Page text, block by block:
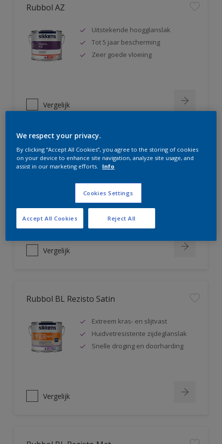
Rubbol AZ
Uitstekende hoogglanslak
Tot 5 jaar bescherming
Zeer goede vloeiing
Vergelijk
Rubbol Satura
Uitstekende vloeiing
Vergelijk
Rubbol BL Rezisto Satin
Extreem kras- en slijtvast
Huidvetresistente zijdeglanslak
Snelle droging en doorharding
Vergelijk
We respect your privacy.
By clicking “Accept All Cookies”, you agree to the storing of cookies
on your device to enhance site navigation, analyze site usage, and
assist in our marketing efforts.
Info
Cookies Settings
Reject All
Accept All Cookies